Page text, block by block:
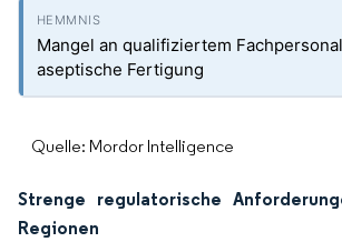
Mangel an qualifiziertem
aseptische Fertigung
Quelle: Mordor Intelligence
Strenge regulatorische
Regionen